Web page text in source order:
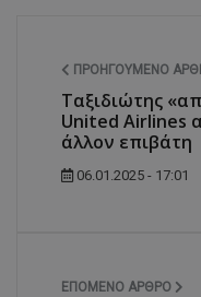
ΠΡΟΗΓΟΎΜΕΝΟ
Ταξιδιώτης
United Airlines
άλλον επιβάτη
06.01.2025 - 17:01
ΕΠΌΜΕΝΟ ΆΡΘΡΟ